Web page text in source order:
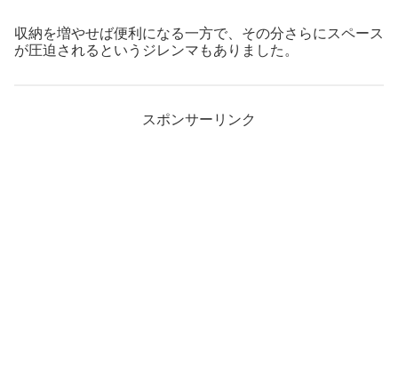
収納を増やせば便利になる一方で、その分さらにスペース
が圧迫されるというジレンマもありました。
スポンサーリンク